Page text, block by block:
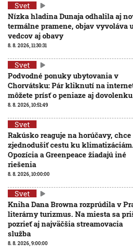
Svet
Nízka hladina Dunaja odhalila aj
termálne pramene, objav vyvoláva
vedcov aj obavy
8. 8. 2026, 11:30:31
Svet
Podvodné ponuky ubytovania v
Chorvátsku: Pár kliknutí na
môžete prísť o peniaze aj dovolenku
8. 8. 2026, 10:51:49
Svet
Rakúsko reaguje na horúčavy, chce
zjednodušiť cestu ku klimatizáciám.
Opozícia a Greenpeace žiadajú iné
riešenia
8. 8. 2026, 10:00:00
Svet
Kniha Dana Browna rozprúdila v
literárny turizmus. Na miesta sa
pozrieť aj najväčšia streamovacia
služba
8. 8. 2026, 9:00:00